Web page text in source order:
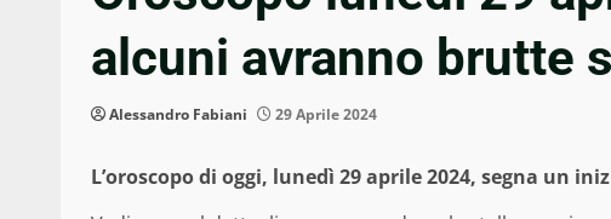
alcuni avranno brutte
Alessandro Fabiani 29 Aprile 2024
L’oroscopo di oggi, lunedì 29 aprile 2024, segna un